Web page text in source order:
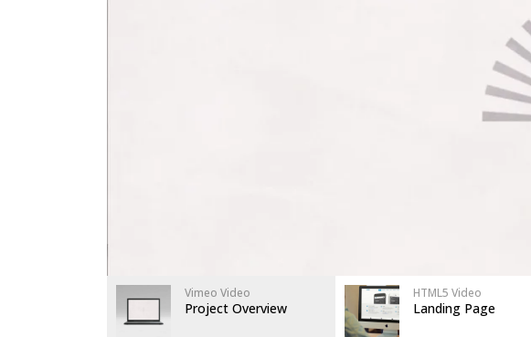
Vimeo Video
Project Overview
HTML5 Video
Landing Page